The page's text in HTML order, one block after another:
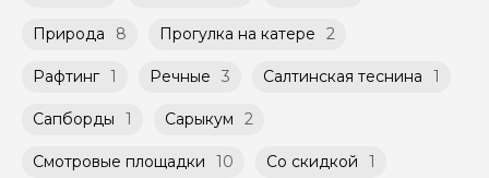
Природа 8 Прогулка на катере 2
Рафтинг 1 Речные 3 Салтинская теснина 1
Сапборды 1 Сарыкум 2
Смотровые площадки 10 Со скидкой 1